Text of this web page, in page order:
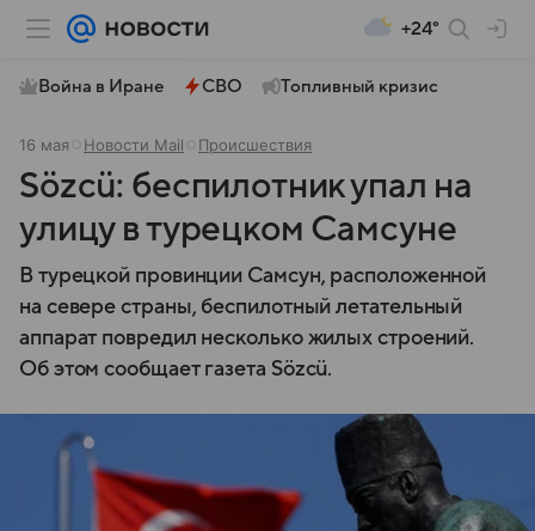
+24°
Война в Иране СВО Топливный кризис
16 мая Новости Mail Происшествия
Sözcü: беспилотник упал на
улицу в турецком Самсуне
В турецкой провинции Самсун, расположенной
на севере страны, беспилотный летательный
аппарат повредил несколько жилых строений.
Об этом сообщает газета Sözcü.